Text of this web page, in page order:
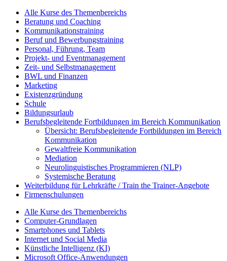
Alle Kurse des Themenbereichs
Beratung und Coaching
Kommunikationstraining
Beruf und Bewerbungstraining
Personal, Führung, Team
Projekt- und Eventmanagement
Zeit- und Selbstmanagement
BWL und Finanzen
Marketing
Existenzgründung
Schule
Bildungsurlaub
Berufsbegleitende Fortbildungen im Bereich Kommunikation
Übersicht: Berufsbegleitende Fortbildungen im Bereich
Kommunikation
Gewaltfreie Kommunikation
Mediation
Neurolinguistisches Programmieren (NLP)
Systemische Beratung
Weiterbildung für Lehrkräfte / Train the Trainer-Angebote
Firmenschulungen
Alle Kurse des Themenbereichs
Computer-Grundlagen
Smartphones und Tablets
Internet und Social Media
Künstliche Intelligenz (KI)
Microsoft Office-Anwendungen